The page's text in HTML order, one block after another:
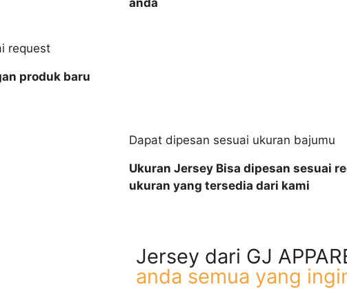
request
produk baru
Dapat dipesan sesuai ukuran bajumu
Ukuran Jersey Bisa dipesan sesuai
ukuran yang tersedia dari kami
Jersey dari GJ
anda semua yang